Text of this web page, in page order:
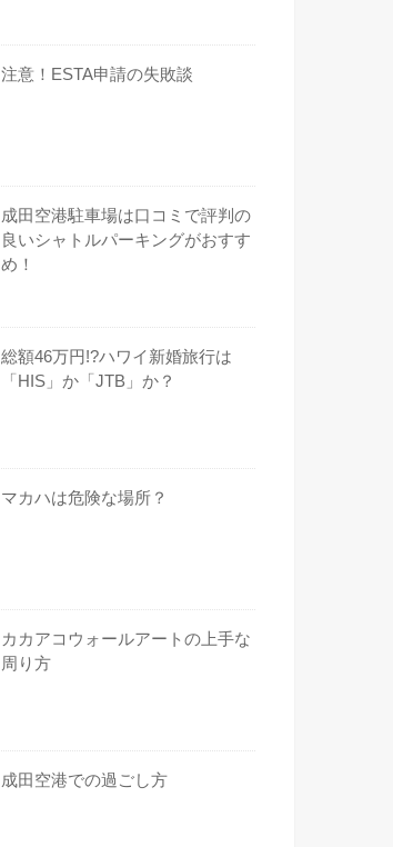
注意！ESTA申請の失敗談
成田空港駐車場は口コミで評判の
良いシャトルパーキングがおすす
め！
総額46万円!?ハワイ新婚旅行は
「HIS」か「JTB」か？
マカハは危険な場所？
カカアコウォールアートの上手な
周り方
成田空港での過ごし方